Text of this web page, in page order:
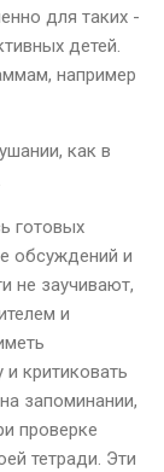
для таких -
детей.
например
как в
готовых
обсуждений и
не заучивают,
и
критиковать
запоминании,
проверке
тетради. Эти